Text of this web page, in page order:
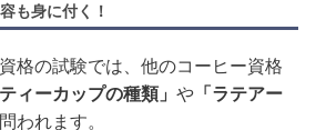
も身に付く！
格の試験では、他のコーヒー資格
ティーカップの種類」 や 「ラテアー
われます。